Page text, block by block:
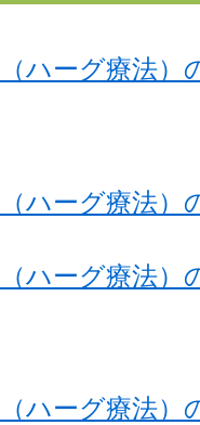
ハーグ療法）
ハーグ療法）
ハーグ療法）
ハーグ療法）